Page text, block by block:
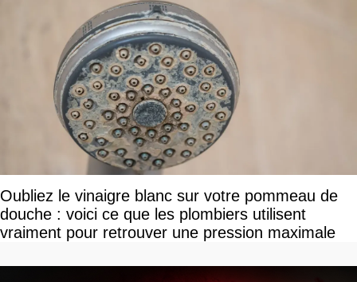
Oubliez le vinaigre blanc sur votre pommeau de
douche : voici ce que les plombiers utilisent
vraiment pour retrouver une pression maximale